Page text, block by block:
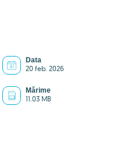
Data
20 feb. 2026
Mărime
11.03 MB